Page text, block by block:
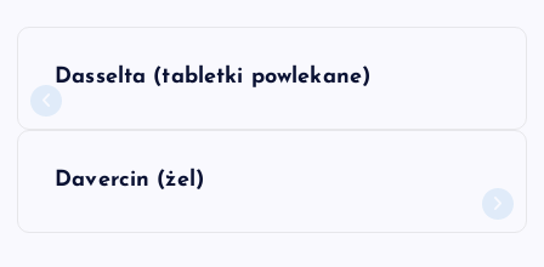
N
a
Dasselta (tabletki powlekane)
Davercin (żel)